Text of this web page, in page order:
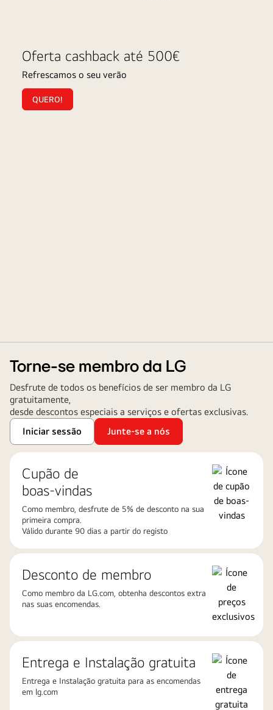
Frigoríficos
Oferta cashback até 500€
Refrescamos o seu verão
QUERO!
Torne-se membro da LG
Desfrute de todos os benefícios de ser membro da LG
gratuitamente,
desde descontos especiais a serviços e ofertas exclusivas.
Iniciar sessão
Junte-se a nós
Cupão de
boas-vindas
Como membro, desfrute de 5% de desconto na sua
primeira compra.​
Válido durante 90 dias a partir do registo
Desconto de membro
Como membro da LG.com, obtenha descontos extra
nas suas encomendas.
Entrega e Instalação gratuita
Entrega e Instalação gratuita para as encomendas
em lg.com